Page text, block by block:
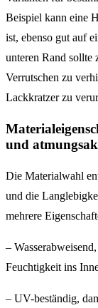
Beispiel kann eine
ist, ebenso gut auf
unteren Rand sollte
Verrutschen zu
Lackkratzer zu
und
Die Materialwahl
und die
mehrere
–
Feuchtigkeit ins
– UV-beständig,